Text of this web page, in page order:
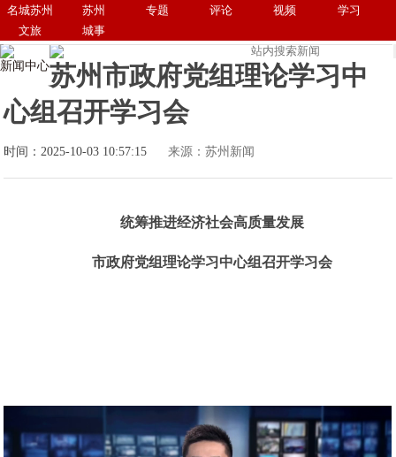
新闻中心
名城苏州 苏州 专题 评论 视频
学习
文旅
城事
苏州市政府党组理论学习中
心组召开学习会
时间：2025-10-03 10:57:15 来源：苏州新闻
统筹推进经济社会高质量发展
市政府党组理论学习中心组召开学习会